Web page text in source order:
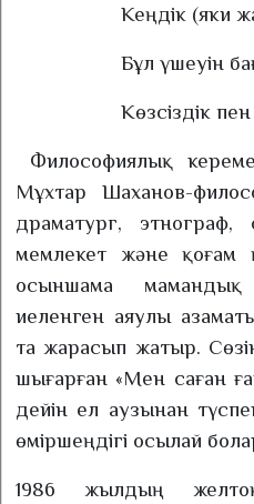
Кеңдік (яки
Бұл үшеуін
Көзсіздік
Философиялық
Мұхтар Шаханов-
драматург, этнограф,
мемлекет және қоғам
осыншама
иеленген аяулы
та жарасып жатыр.
шығарған «Мен саған
дейін ел аузынан
өміршеңдігі осылай
1986 жылдың